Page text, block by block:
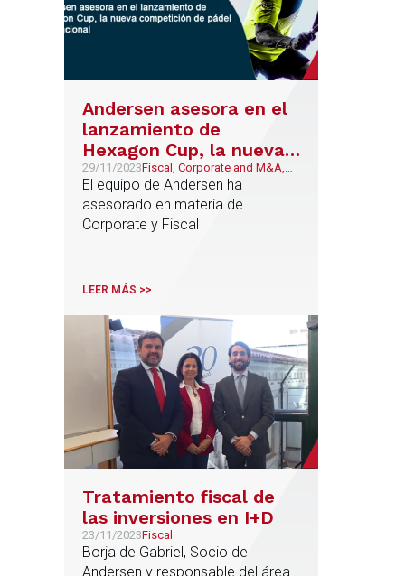
Andersen asesora en el
lanzamiento de
Hexagon Cup, la nueva
competición de pádel
internacional
29/11/2023Fiscal, Corporate and M&A,
Deporte
El equipo de Andersen ha
asesorado en materia de
Corporate y Fiscal
LEER MÁS >>
Tratamiento fiscal de
las inversiones en I+D
23/11/2023Fiscal
Borja de Gabriel, Socio de
Andersen y responsable del área